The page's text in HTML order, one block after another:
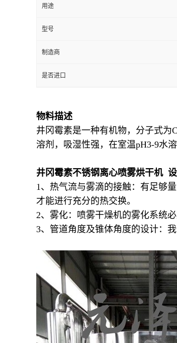
用途
型号
制造商
是否进口
物料描述
井冈霉素是一种有机物，分子式为
溶剂，吸湿性强，在室温pH3-9水溶
井冈霉素不锈钢离心喷雾烘干机
1、热气流与雾滴的接触：有足够
才能进行充分的热交换。
2、雾化：喷雾干燥机的雾化系统
3、管道角度及锥体角度的设计：